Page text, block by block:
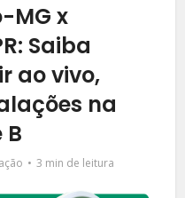
MG x
Saiba
ao vivo,
na
B
3 min de leitura